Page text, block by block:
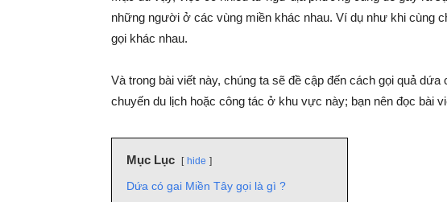
những người ở các vùng miền khác nhau. Ví dụ như khi cùng
gọi khác nhau.
Và trong bài viết này, chúng ta sẽ đề cập đến cách gọi quả
chuyến du lịch hoặc công tác ở khu vực này; bạn nên đọc bài
Mục Lục hide
Dứa có gai Miền Tây gọi là gì ?